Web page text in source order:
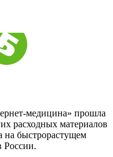
медицина» прошла
расходных материалов
на быстрорастущем
России.